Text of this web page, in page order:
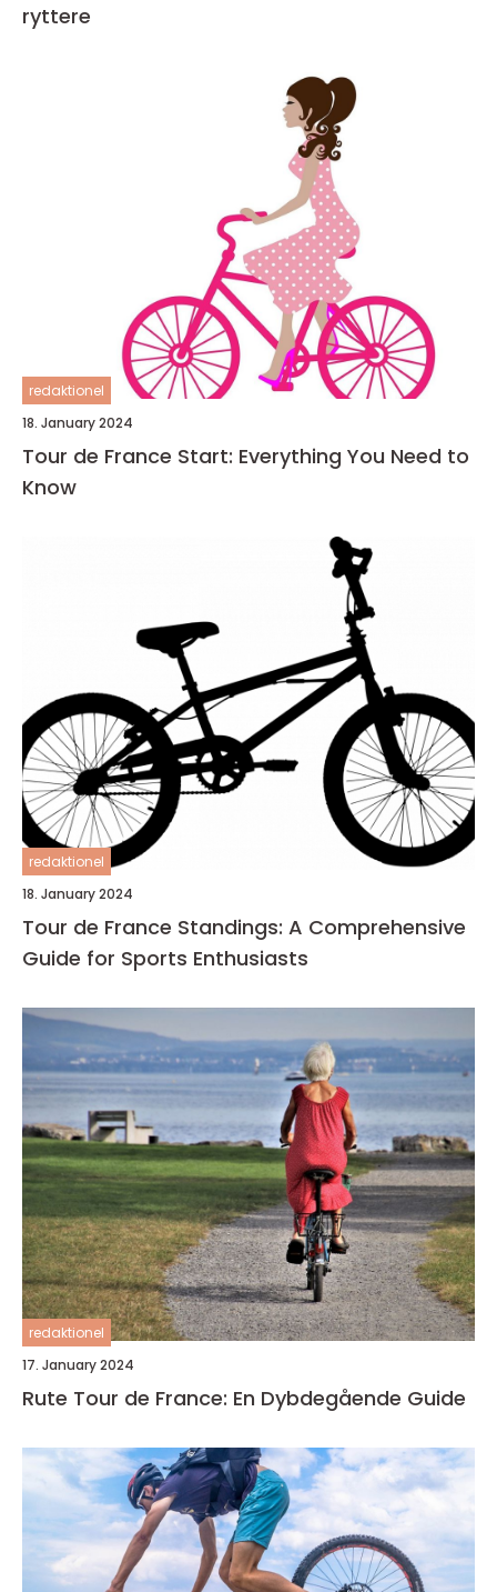
ryttere
redaktionel
18. January 2024
Tour de France Start: Everything You Need to
Know
redaktionel
18. January 2024
Tour de France Standings: A Comprehensive
Guide for Sports Enthusiasts
redaktionel
17. January 2024
Rute Tour de France: En Dybdegående Guide